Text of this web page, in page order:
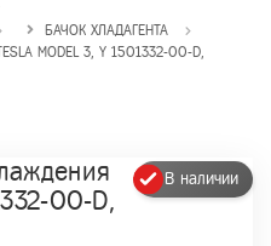
БАЧОК ХЛАДАГЕНТА
MODEL 3, Y 1501332-00-D,
В наличии
00-D,